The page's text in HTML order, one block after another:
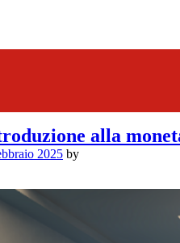
alla
2025 by